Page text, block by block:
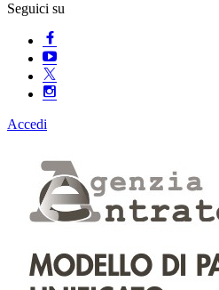
Seguici su
Accedi